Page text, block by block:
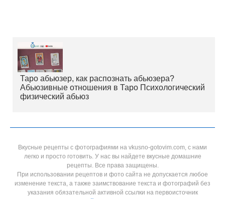
Таро абьюзер, как распознать абьюзера?
Абьюзивные отношения в Таро Психологический
физический абьюз
Вкусные рецепты с фотографиями на vkusno-gotovim.com, с нами
легко и просто готовить. У нас вы найдете вкусные домашние
рецепты. Все права защищены.
При использовании рецептов и фото сайта не допускается любое
изменение текста, а также заимствование текста и фотографий без
указания обязательной активной ссылки на первоисточник